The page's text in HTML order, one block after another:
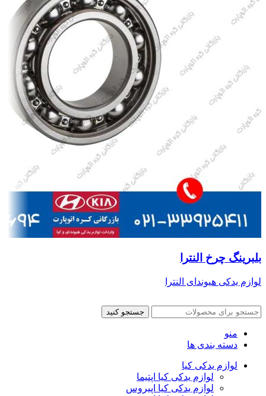
بلبرینگ چرخ النترا
لوازم یدکی هیوندای النترا
جستجو کنید
منو
دسته بندی ها
لوازم یدکی کیا
لوازم یدکی کیا اپتیما
لوازم یدکی کیا اپیروس